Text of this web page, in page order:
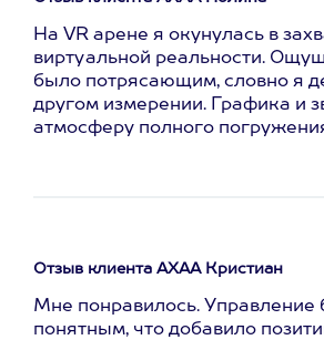
На VR арене я окунулась в
виртуальной реальности.
было потрясающим, словно я
другом измерении. Графика и
атмосферу полного
Отзыв клиента АХАА Кристиан
Мне понравилось. Управление
понятным, что добавило